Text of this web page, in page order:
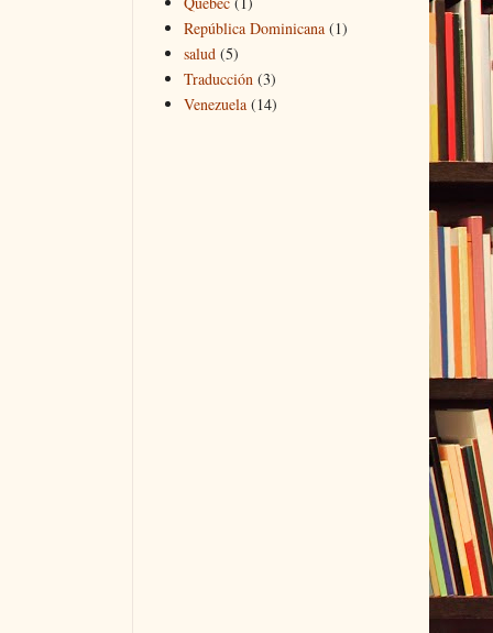
República Dominicana (1)
salud (5)
Traducción (3)
Venezuela (14)